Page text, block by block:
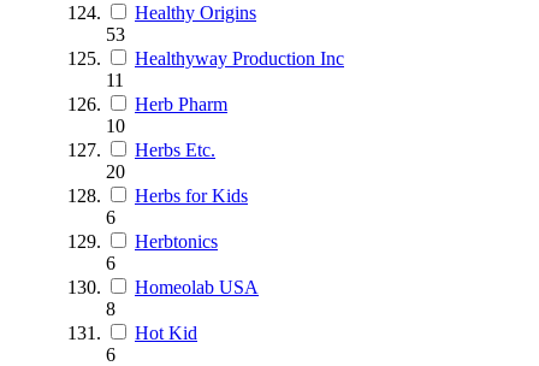
Healthy Origins
53
Healthyway Production Inc
11
Herb Pharm
10
Herbs Etc.
20
Herbs for Kids
6
Herbtonics
6
Homeolab USA
8
Hot Kid
6